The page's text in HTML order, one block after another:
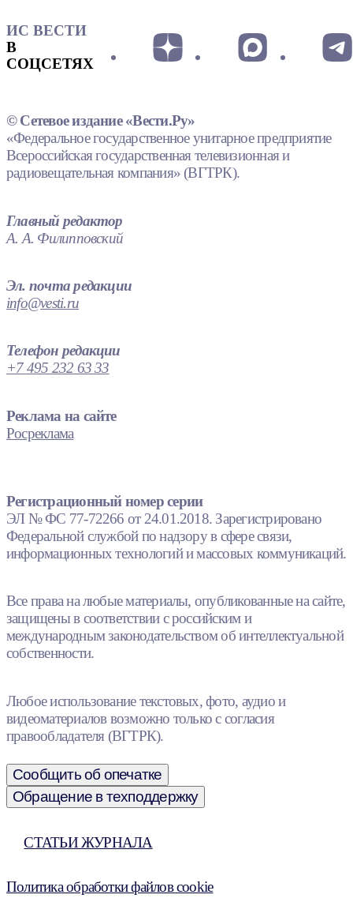
ИС ВЕСТИ
В
СОЦСЕТЯХ
© Сетевое издание «Вести.Ру»
«Федеральное государственное унитарное предприятие
Всероссийская государственная телевизионная и
радиовещательная компания» (ВГТРК).
Главный редактор
А. А. Филипповский
Эл. почта редакции
info@vesti.ru
Телефон редакции
+7 495 232 63 33
Реклама на сайте
Росреклама
Регистрационный номер серии
ЭЛ № ФС 77-72266 от 24.01.2018. Зарегистрировано
Федеральной службой по надзору в сфере связи,
информационных технологий и массовых коммуникаций.
Все права на любые материалы, опубликованные на сайте,
защищены в соответствии с российским и
международным законодательством об интеллектуальной
собственности.
Любое использование текстовых, фото, аудио и
видеоматериалов возможно только с согласия
правообладателя (ВГТРК).
Сообщить об опечатке
Обращение в техподдержку
СТАТЬИ ЖУРНАЛА
Политика обработки файлов cookie